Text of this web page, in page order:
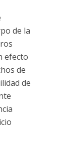
de la
efecto
de
de